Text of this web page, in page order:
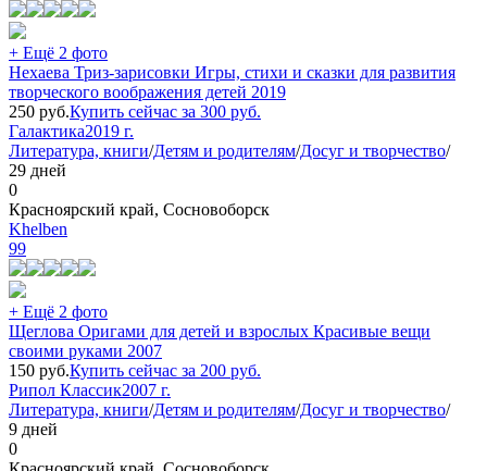
+ Ещё 2 фото
Нехаева Триз-зарисовки Игры, стихи и сказки для развития
творческого воображения детей 2019
250 руб.Купить сейчас за 300 руб.
Галактика2019 г.
Литература, книги/Детям и родителям/Досуг и творчество/
29 дней
0
Красноярский край, Сосновоборск
Khelben
99
+ Ещё 2 фото
Щеглова Оригами для детей и взрослых Красивые вещи
своими руками 2007
150 руб.Купить сейчас за 200 руб.
Рипол Классик2007 г.
Литература, книги/Детям и родителям/Досуг и творчество/
9 дней
0